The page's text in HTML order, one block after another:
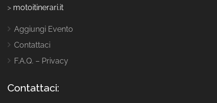
> motoitinerari.it
Aggiungi Evento
Contattaci
F.A.Q. – Privacy
Contattaci: